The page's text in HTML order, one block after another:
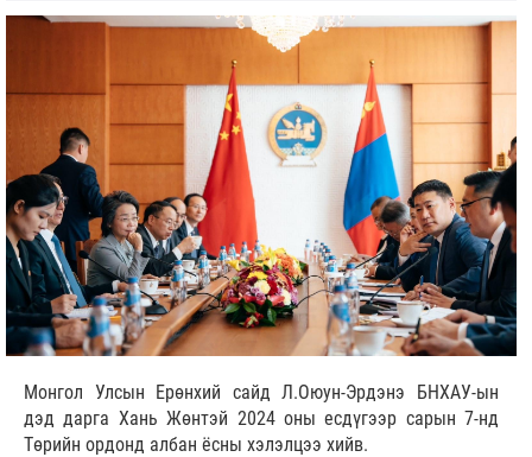
Монгол Улсын Ерөнхий сайд Л.Оюун-Эрдэнэ БНХАУ-ын
дэд дарга Хань Жөнтэй 2024 оны есдүгээр сарын 7-нд
Төрийн ордонд албан ёсны хэлэлцээ хийв.